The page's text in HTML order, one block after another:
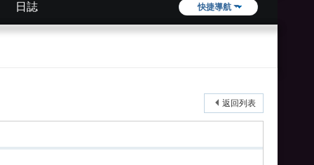
快捷導航
日誌
返回列表